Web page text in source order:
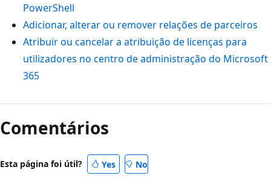
PowerShell
Adicionar, alterar ou remover relações de parceiros
Atribuir ou cancelar a atribuição de licenças para
utilizadores no centro de administração do Microsoft
365
Comentários
Esta página foi útil? Yes No